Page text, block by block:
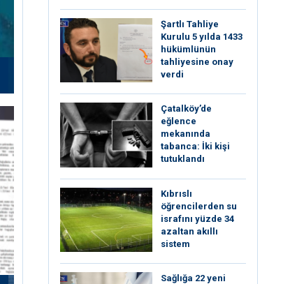
Şartlı Tahliye
Kurulu 5 yılda 1433
hükümlünün
tahliyesine onay
verdi
Çatalköy’de
eğlence
mekanında
tabanca: İki kişi
tutuklandı
Kıbrıslı
öğrencilerden su
israfını yüzde 34
azaltan akıllı
sistem
Sağlığa 22 yeni